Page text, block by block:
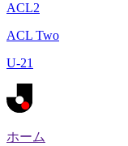
ACL2
ACL Two
U-21
ホーム